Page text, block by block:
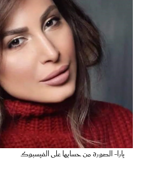
يارا- الصورة من حسابها على الفيسبوك
عروس سيدتي